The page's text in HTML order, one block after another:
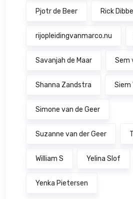
Pjotr de Beer Rick
rijopleidingvanmarco.nu
Savanjah de Maar Sem
Shanna Zandstra Siem
Simone van de Geer
Suzanne van der Geer
William S Yelina Slof
Yenka Pietersen